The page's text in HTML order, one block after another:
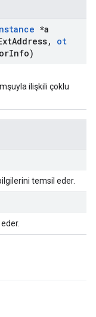
*a
Address,
ot
Info)
ilişkili çoklu
temsil eder.